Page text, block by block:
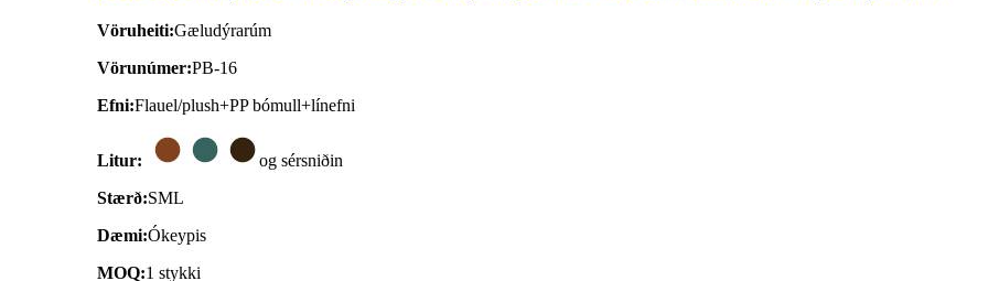
Vöruheiti:Gæludýrarúm
Vörunúmer:PB-16
Efni:Flauel/plush+PP bómull+línefni
Litur:
og sérsniðin
Stærð:SML
Dæmi:Ókeypis
MOQ:1 stykki